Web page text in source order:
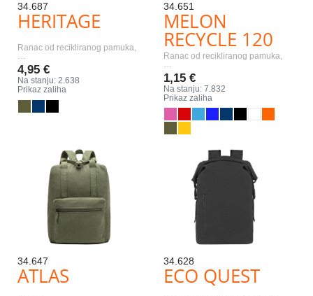
34.687
HERITAGE
Ranac od recikliranog pamuka,
…
4,95 €
Na stanju: 2.638
Prikaz zaliha
34.651
MELON
RECYCLE 120
Ranac od recikliranog pamuka,
…
1,15 €
Na stanju: 7.832
Prikaz zaliha
34.647
ATLAS
34.628
ECO QUEST